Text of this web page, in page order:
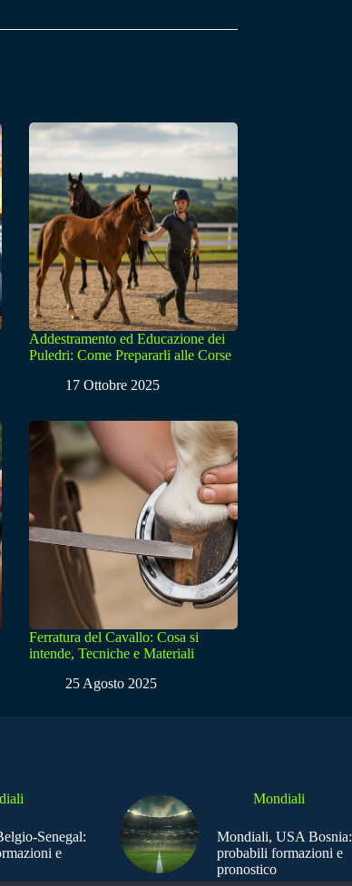
Addestramento ed Educazione dei
Puledri: Come Prepararli alle Corse
17 Ottobre 2025
Ferratura del Cavallo: Cosa si
intende, Tecniche e Materiali
25 Agosto 2025
Senegal:
e
Mondiali
Mondiali, USA Bosnia:
probabili formazioni e
pronostico